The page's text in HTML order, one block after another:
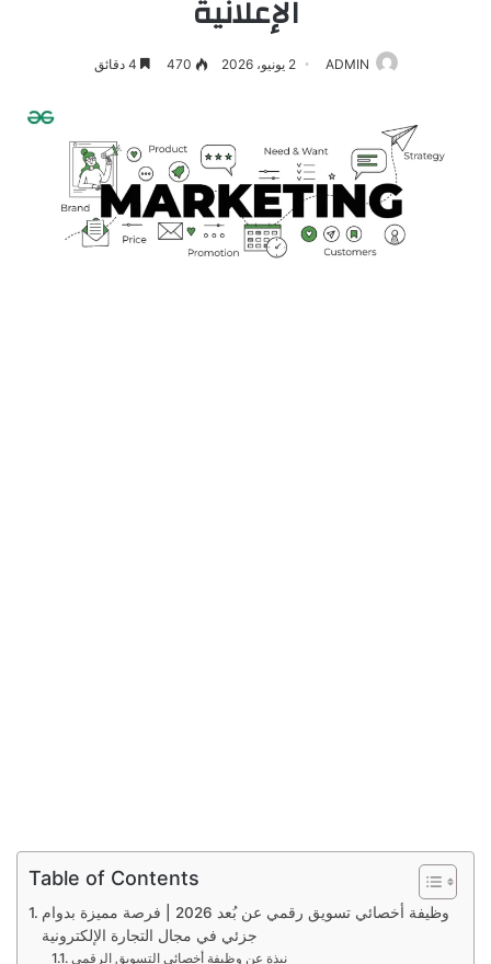
الإعلانية
ADMIN 2 يونيو، 2026 470
Table of Contents
وظيفة أخصائي تسويق رقمي عن بُعد 2026 | فرصة مميزة بدوام
جزئي في مجال التجارة الإلكترونية
نبذة عن وظيفة أخصائي التسويق الرقمي